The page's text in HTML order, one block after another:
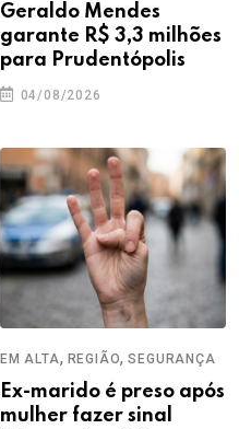
Geraldo Mendes
garante R$ 3,3 milhões
para Prudentópolis
04/08/2026
EM ALTA, REGIÃO,SEGURANÇA
Ex-marido é preso após
mulher fazer sinal